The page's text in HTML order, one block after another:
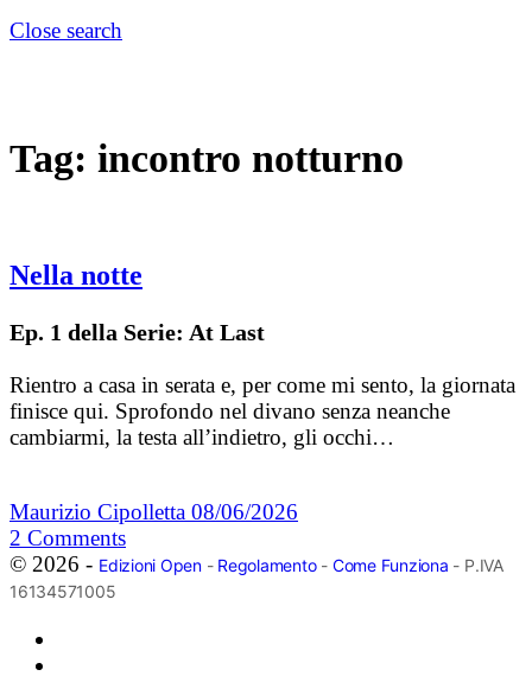
Close search
Tag: incontro notturno
Nella notte
Ep. 1 della Serie: At Last
Rientro a casa in serata e, per come mi sento, la giornata
finisce qui. Sprofondo nel divano senza neanche
cambiarmi, la testa all’indietro, gli occhi…
Maurizio Cipolletta 08/06/2026
2 Comments
© 2026 - Edizioni Open- Regolamento- Come Funziona - P.IVA
16134571005